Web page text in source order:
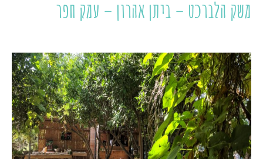
משק הלברכט – ביתן אהרון – עמק חפר